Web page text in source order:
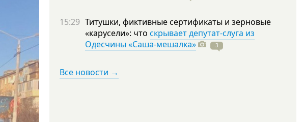
15:29 Титушки, фиктивные сертификаты и зерновые
«карусели»: что скрывает депутат-слуга из
Одесчины «Саша-мешалка»
3
Все новости →